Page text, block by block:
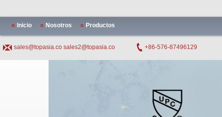
Inicio Nosotros Productos
sales@topasia.co sales2@topasia.co +86-576-87496129